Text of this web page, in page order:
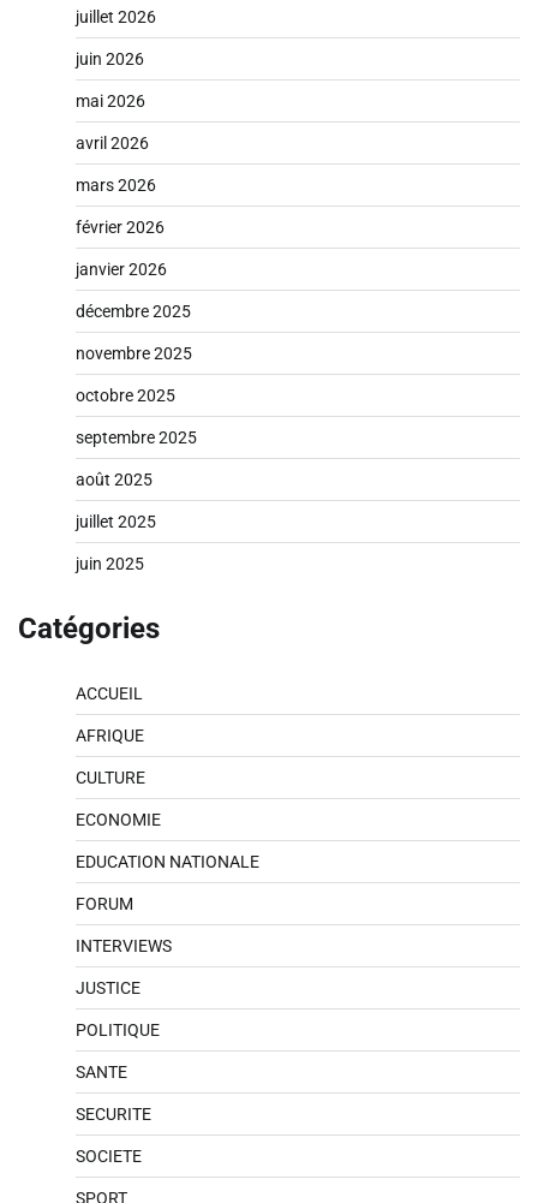
juillet 2026
juin 2026
mai 2026
avril 2026
mars 2026
février 2026
janvier 2026
décembre 2025
novembre 2025
octobre 2025
septembre 2025
août 2025
juillet 2025
juin 2025
Catégories
ACCUEIL
AFRIQUE
CULTURE
ECONOMIE
EDUCATION NATIONALE
FORUM
INTERVIEWS
JUSTICE
POLITIQUE
SANTE
SECURITE
SOCIETE
SPORT